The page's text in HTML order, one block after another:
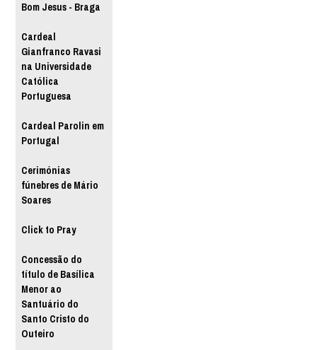
Bom Jesus - Braga
Cardeal
Gianfranco Ravasi
na Universidade
Católica
Portuguesa
Cardeal Parolin em
Portugal
Cerimónias
fúnebres de Mário
Soares
Click to Pray
Concessão do
título de Basílica
Menor ao
Santuário do
Santo Cristo do
Outeiro